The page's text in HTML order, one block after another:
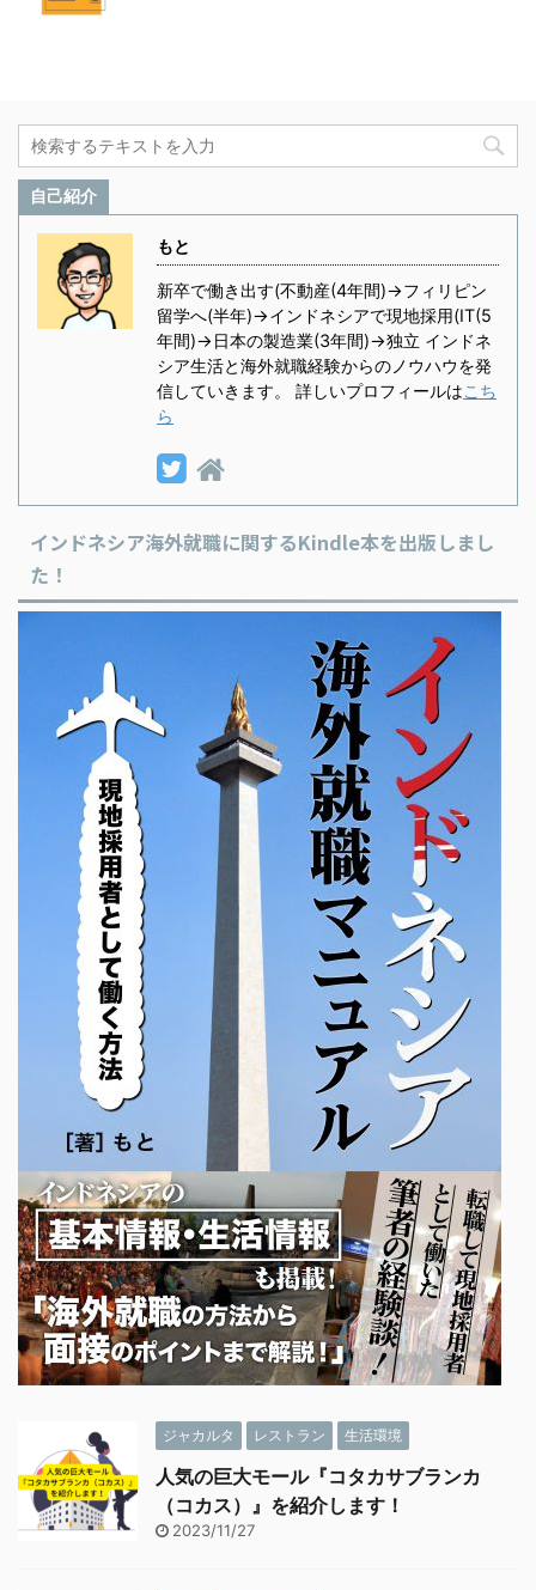
自己紹介
もと
新卒で働き出す(不動産(4年間)→フィリピン
留学へ(半年)→インドネシアで現地採用(IT(5
年間)→日本の製造業(3年間)→独立 インドネ
シア生活と海外就職経験からのノウハウを発
信していきます。 詳しいプロフィールはこち
ら
インドネシア海外就職に関するKindle本を出版しまし
た！
ジャカルタ レストラン 生活環境
人気の巨大モール『コタカサブランカ
（コカス）』を紹介します！
2023/11/27